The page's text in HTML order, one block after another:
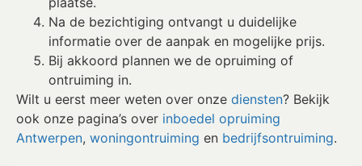
Na de bezichtiging ontvangt u duidelijke
informatie over de aanpak en mogelijke prijs.
Bij akkoord plannen we de opruiming of
ontruiming in.
Wilt u eerst meer weten over onze diensten? Bekijk
ook onze pagina’s over inboedel opruiming
Antwerpen, woningontruiming en bedrijfsontruiming.